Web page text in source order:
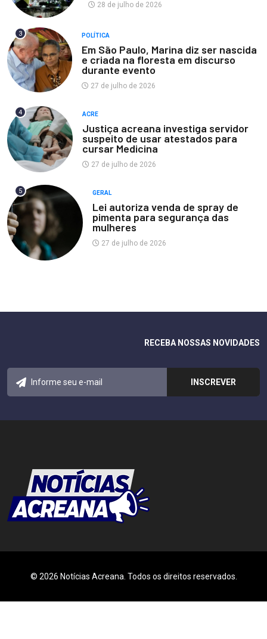
28 de julho de 2026
3 POLÍTICA
Em São Paulo, Marina diz ser nascida
e criada na floresta em discurso
durante evento
27 de julho de 2026
4 ACRE
Justiça acreana investiga servidor
suspeito de usar atestados para
cursar Medicina
27 de julho de 2026
5 GERAL
Lei autoriza venda de spray de
pimenta para segurança das
mulheres
27 de julho de 2026
RECEBA NOSSAS NOVIDADES
© 2026 Notícias Acreana. Todos os direitos reservados.